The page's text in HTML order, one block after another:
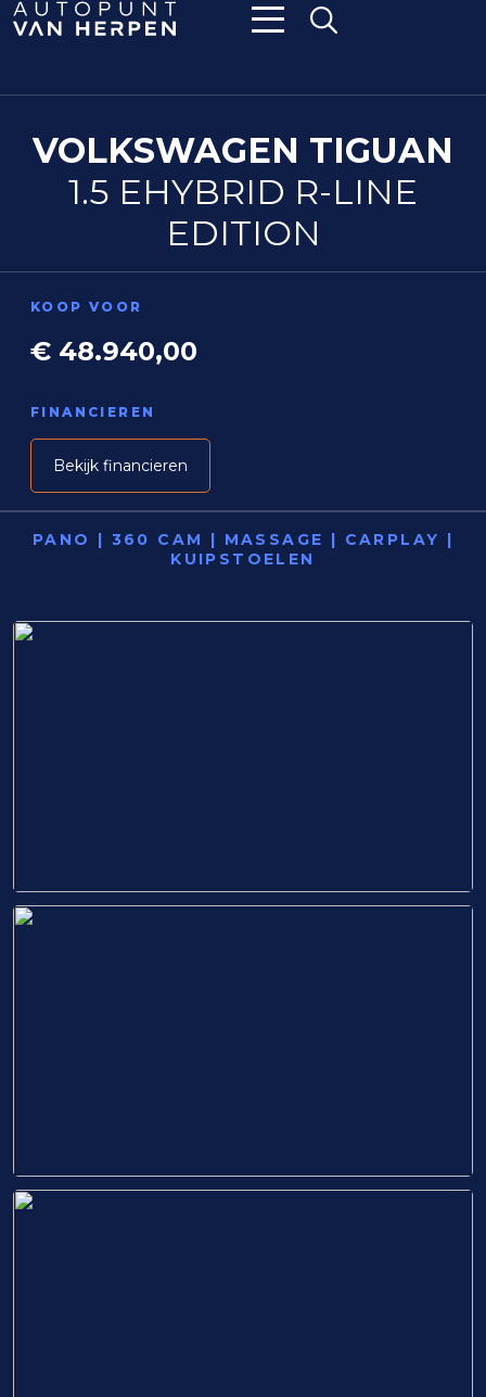
VOLKSWAGEN TIGUAN
1.5 EHYBRID R-LINE
EDITION
KOOP VOOR
€ 48.940,00
FINANCIEREN
Bekijk financieren
PANO | 360 CAM | MASSAGE | CARPLAY |
KUIPSTOELEN